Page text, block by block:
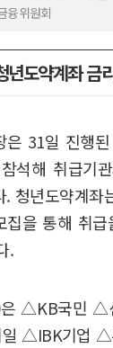
융위원회
년도약계좌 금
은 31일 진행
석해 취급기
. 청년도약계좌
집을 통해 취
.
)은 △KB국민
일 △IBK기업